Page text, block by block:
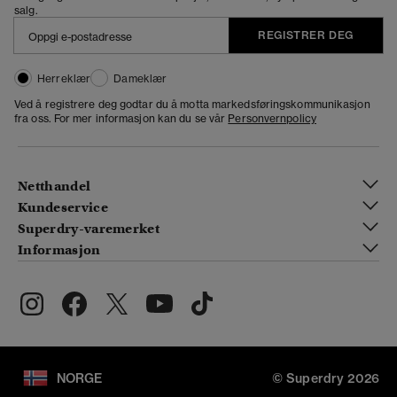
salg.
REGISTRER DEG
Herreklær
Dameklær
Ved å registrere deg godtar du å motta markedsføringskommunikasjon
fra oss. For mer informasjon kan du se vår Personvernpolicy
Netthandel
Kundeservice
Superdry-varemerket
Informasjon
NORGE © Superdry 2026